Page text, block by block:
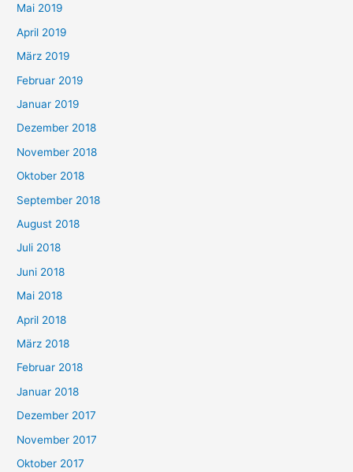
Mai 2019
April 2019
März 2019
Februar 2019
Januar 2019
Dezember 2018
November 2018
Oktober 2018
September 2018
August 2018
Juli 2018
Juni 2018
Mai 2018
April 2018
März 2018
Februar 2018
Januar 2018
Dezember 2017
November 2017
Oktober 2017